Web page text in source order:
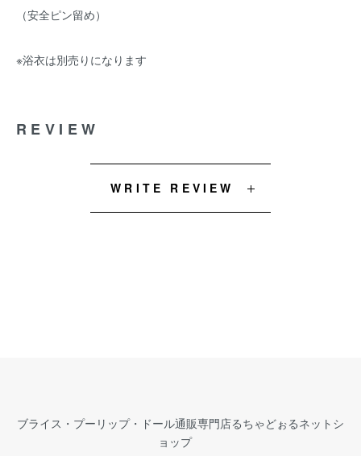
（安全ピン留め）
※浴衣は別売りになります
REVIEW
WRITE REVIEW
ブライス・プーリップ・ドール通販専門店るちゃどぉるネットシ
ョップ